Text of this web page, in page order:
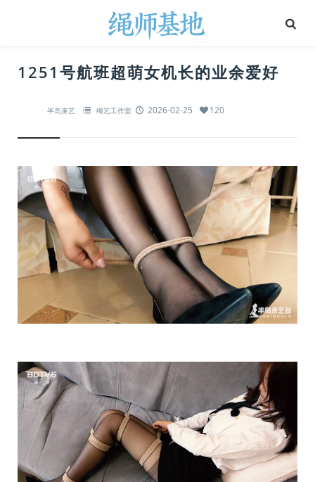
1251号航班超萌女机长的业余爱好
半岛束艺 绳艺工作室 2026-02-25 120